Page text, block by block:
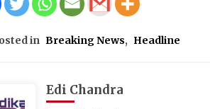
in Breaking News, Headline
Edi Chandra